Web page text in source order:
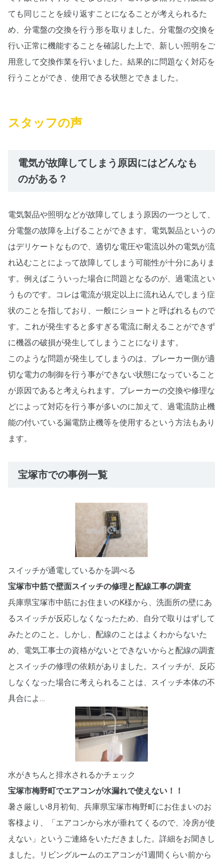
ても同じことを繰り返すことになることが考えられるた
め、分電盤の交換を行う形を取りました。分電盤の交換を
行い正常に機能することを確認した上で、新しい照明をご
用意して交換作業を行いました。結果的に問題なく対応を
行うことができ、使用できる状態とできました。
スタッフの声
電気が故障してしまう原因にはどんなも
のがある？
電気製品や照明などが故障してしまう原因の一つとして、
分電盤の故障を上げることができます。電気製品というの
はデリケートなもので、適切な電圧や電流以外の電気が流
れ込むことによって故障してしまう可能性が十分にありま
す。例えばこういった場合に問題となるのが、過電流とい
うものです。コレは電流が規定以上に流れ込んでしまう症
状のことを指しており、一般にショートと呼ばれるもので
す。これが発生すると多すぎる電流に耐えることができず
に機器の破損が発生してしまうことになります。
このような問題が発生してしまうのは、ブレーカー側が適
切な電力の制御を行う事ができない状態になっていること
が原因であると考えられます。ブレーカーの交換や修理な
どによって対応を行う事が多いのに加えて、過電流防止機
能の付いている漏電防止機等を使用するという方法もあり
ます。
宝塚市での事例一覧
スイッチが通電しているかを調べる
宝塚市中筋で壁面スイッチの修理と配線工事の調査
兵庫県宝塚市中筋にお住まいのK様から、洗面所の壁にあ
るスイッチが反応しなくなったため、自分で取りはずして
みたとのこと。しかし、配線のことはよくわからないた
め、電気工事士の資格がないとできないからと配線の調査
とスイッチの修理の依頼がありました。スイッチが、反応
しなくなった場合に考えられることは、スイッチ本体の不
具合によ…
水がきちんと排水されるかチェック
宝塚市梅野町でエアコンが水漏れで使えない！！
暑さ厳しい8月初旬、兵庫県宝塚市梅野町にお住まいのお
客様より、「エアコンから水が垂れてくるので、冷房が使
えない」というご連絡をいただきました。詳細をお聞きし
ました。リビングルームのエアコンが1週間くらい前から